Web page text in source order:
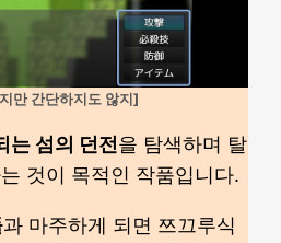
만 간단하지도 않지]
는 섬의 던전을 탐색하며 탈
것이 목적인 작품입니다.
과 마주하게 되면 쯔끄루식